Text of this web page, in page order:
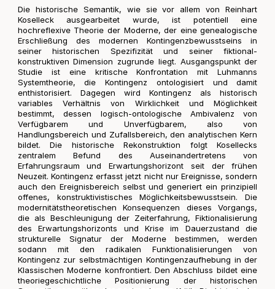
Die historische Semantik, wie sie vor allem von Reinhart
Koselleck ausgearbeitet wurde, ist potentiell eine
hochreflexive Theorie der Moderne, der eine genealogische
Erschließung des modernen Kontingenzbewusstseins in
seiner historischen Spezifizität und seiner fiktional-
konstruktiven Dimension zugrunde liegt. Ausgangspunkt der
Studie ist eine kritische Konfrontation mit Luhmanns
Systemtheorie, die Kontingenz ontologisiert und damit
enthistorisiert. Dagegen wird Kontingenz als historisch
variables Verhältnis von Wirklichkeit und Möglichkeit
bestimmt, dessen logisch-ontologische Ambivalenz von
Verfügbarem und Unverfügbarem, also von
Handlungsbereich und Zufallsbereich, den analytischen Kern
bildet. Die historische Rekonstruktion folgt Kosellecks
zentralem Befund des Auseinandertretens von
Erfahrungsraum und Erwartungshorizont seit der frühen
Neuzeit. Kontingenz erfasst jetzt nicht nur Ereignisse, sondern
auch den Ereignisbereich selbst und generiert ein prinzipiell
offenes, konstruktivistisches Möglichkeitsbewusstsein. Die
modernitätstheoretischen Konsequenzen dieses Vorgangs,
die als Beschleunigung der Zeiterfahrung, Fiktionalisierung
des Erwartungshorizonts und Krise im Dauerzustand die
strukturelle Signatur der Moderne bestimmen, werden
sodann mit den radikalen Funktionalisierungen von
Kontingenz zur selbstmächtigen Kontingenzaufhebung in der
Klassischen Moderne konfrontiert. Den Abschluss bildet eine
theoriegeschichtliche Positionierung der historischen